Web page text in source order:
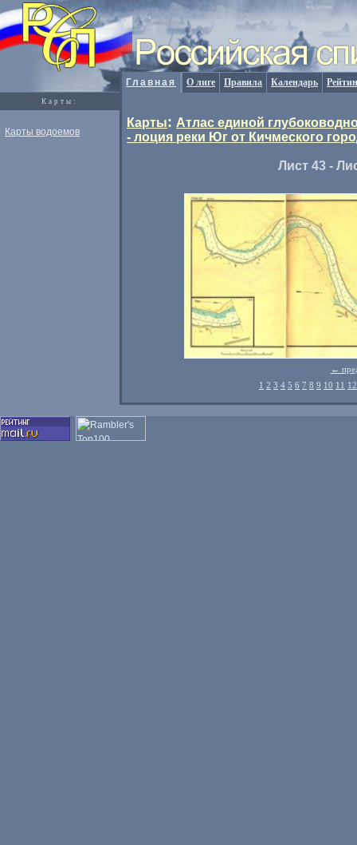
Главная О лиге Правила Календарь
Карты:
Карты водоемов
Карты: Атлас единой
- лоция реки Юг от Кичмеского
Лист 43 -
←
1 2 3 4 5 6 7 8 9 10 11 12